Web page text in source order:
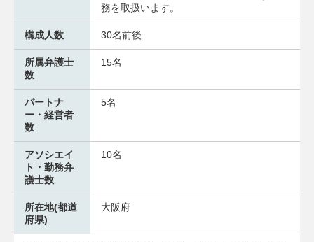
務を取扱います。
構成人数 30名前後
所属弁護士
数
15名
パートナ
ー・経営者
数
5名
アソシエイ
ト・勤務弁
護士数
10名
所在地(都道
府県)
大阪府